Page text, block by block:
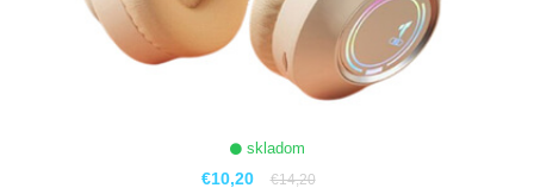
skladom
€10,20 €14,20